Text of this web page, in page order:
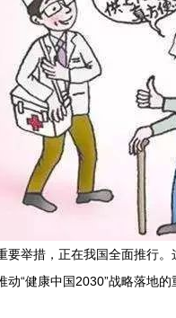
举措，正在我国全面推行
“健康中国2030”战略落地的